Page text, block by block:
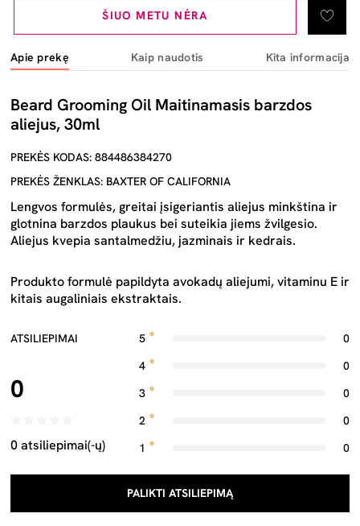
ŠIUO METU NĖRA
Apie prekę Kaip naudotis Kita informacija
Beard Grooming Oil Maitinamasis barzdos
aliejus, 30ml
PREKĖS KODAS: 884486384270
PREKĖS ŽENKLAS: BAXTER OF CALIFORNIA
Lengvos formulės, greitai įsigeriantis aliejus minkština ir
glotnina barzdos plaukus bei suteikia jiems žvilgesio.
Aliejus kvepia santalmedžiu, jazminais ir kedrais.
Produkto formulė papildyta avokadų aliejumi, vitaminu E ir
kitais augaliniais ekstraktais.
ATSILIEPIMAI
0
0 atsiliepimai(-ų)
5
0
4
0
3
0
2
0
1
0
PALIKTI ATSILIEPIMĄ